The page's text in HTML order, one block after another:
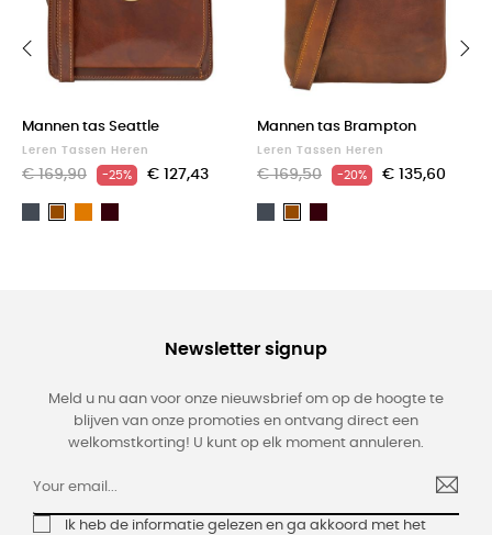
Mannen tas Seattle
Leren Tassen Heren
€ 169,90 -25% € 127,43
Mannen tas Brampton
Leren Tassen Heren
€ 169,50 -20% € 135,60
Newsletter signup
Meld u nu aan voor onze nieuwsbrief om op de hoogte te
blijven van onze promoties en ontvang direct een
welkomstkorting! U kunt op elk moment annuleren.
Ik heb de informatie gelezen en ga akkoord met het